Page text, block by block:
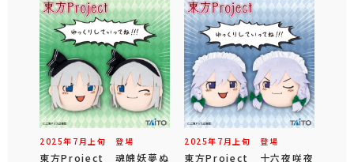
2025年 7 月 上旬 登場
東方Project 魂魄妖夢ぬ
2025年 7 月 上旬 登場
東方Project 十六夜咲夜